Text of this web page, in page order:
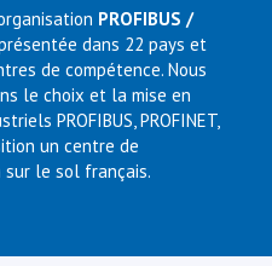
PROFIBUS /
dans 22 pays et
de compétence. Nous
le choix et la mise en
PROFIBUS, PROFINET,
un centre de
le sol français.